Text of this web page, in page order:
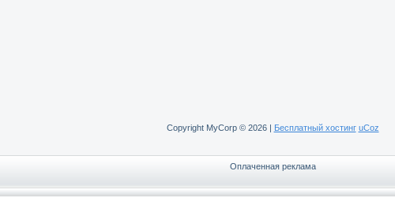
Copyright MyCorp © 2026| Бесплатный хостинг uCoz
Оплаченная реклама